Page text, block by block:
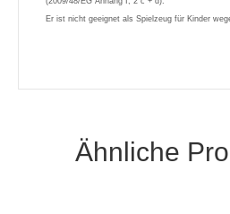
Er ist nicht geeignet als Spielzeug für Kinder
Ähnliche